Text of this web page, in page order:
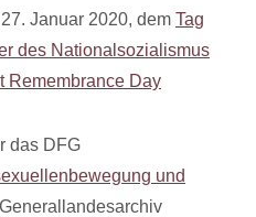
Januar 2020, dem Tag
des Nationalsozialismus
Remembrance Day
das DFG
und